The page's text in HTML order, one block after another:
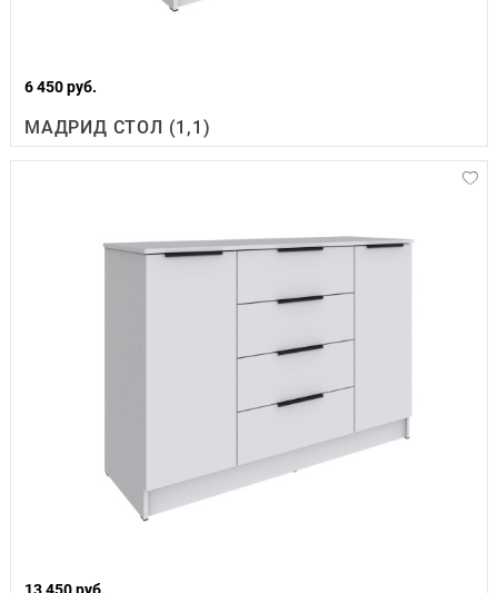
6 450 руб.
МАДРИД СТОЛ (1,1)